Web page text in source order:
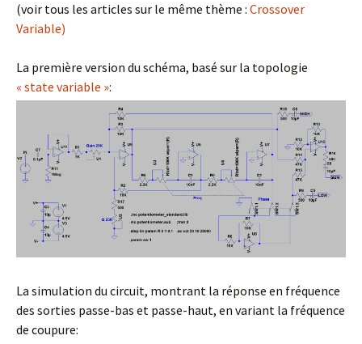
(voir tous les articles sur le même thème : Crossover
Variable)
La première version du schéma, basé sur la topologie
« state variable »:
La simulation du circuit, montrant la réponse en fréquence
des sorties passe-bas et passe-haut, en variant la fréquence
de coupure: